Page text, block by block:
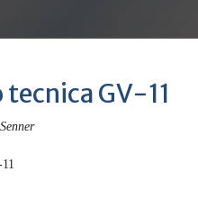
tecnica GV-11
Senner